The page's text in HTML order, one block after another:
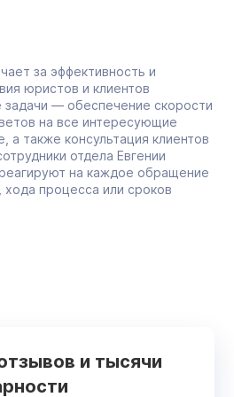
за эффективность и
юристов и клиентов
задачи — обеспечение скорости
на все интересующие
а также консультация клиентов
отдела Евгении
на каждое обращение
процесса или сроков
и тысячи